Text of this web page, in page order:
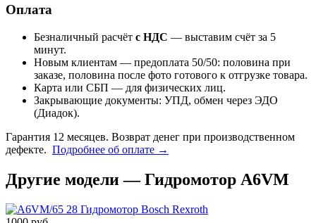
Оплата
Безналичный расчёт с НДС — выставим счёт за 5
минут.
Новым клиентам — предоплата 50/50: половина при
заказе, половина после фото готового к отгрузке товара.
Карта или СБП — для физических лиц.
Закрывающие документы: УПД, обмен через ЭДО
(Диадок).
Гарантия 12 месяцев. Возврат денег при производственном
дефекте. Подробнее об оплате →
Другие модели — Гидромотор A6VM